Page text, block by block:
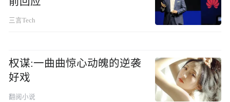
三言Tech
权谋:一曲曲惊心动魄的逆袭
好戏
翻阅小说